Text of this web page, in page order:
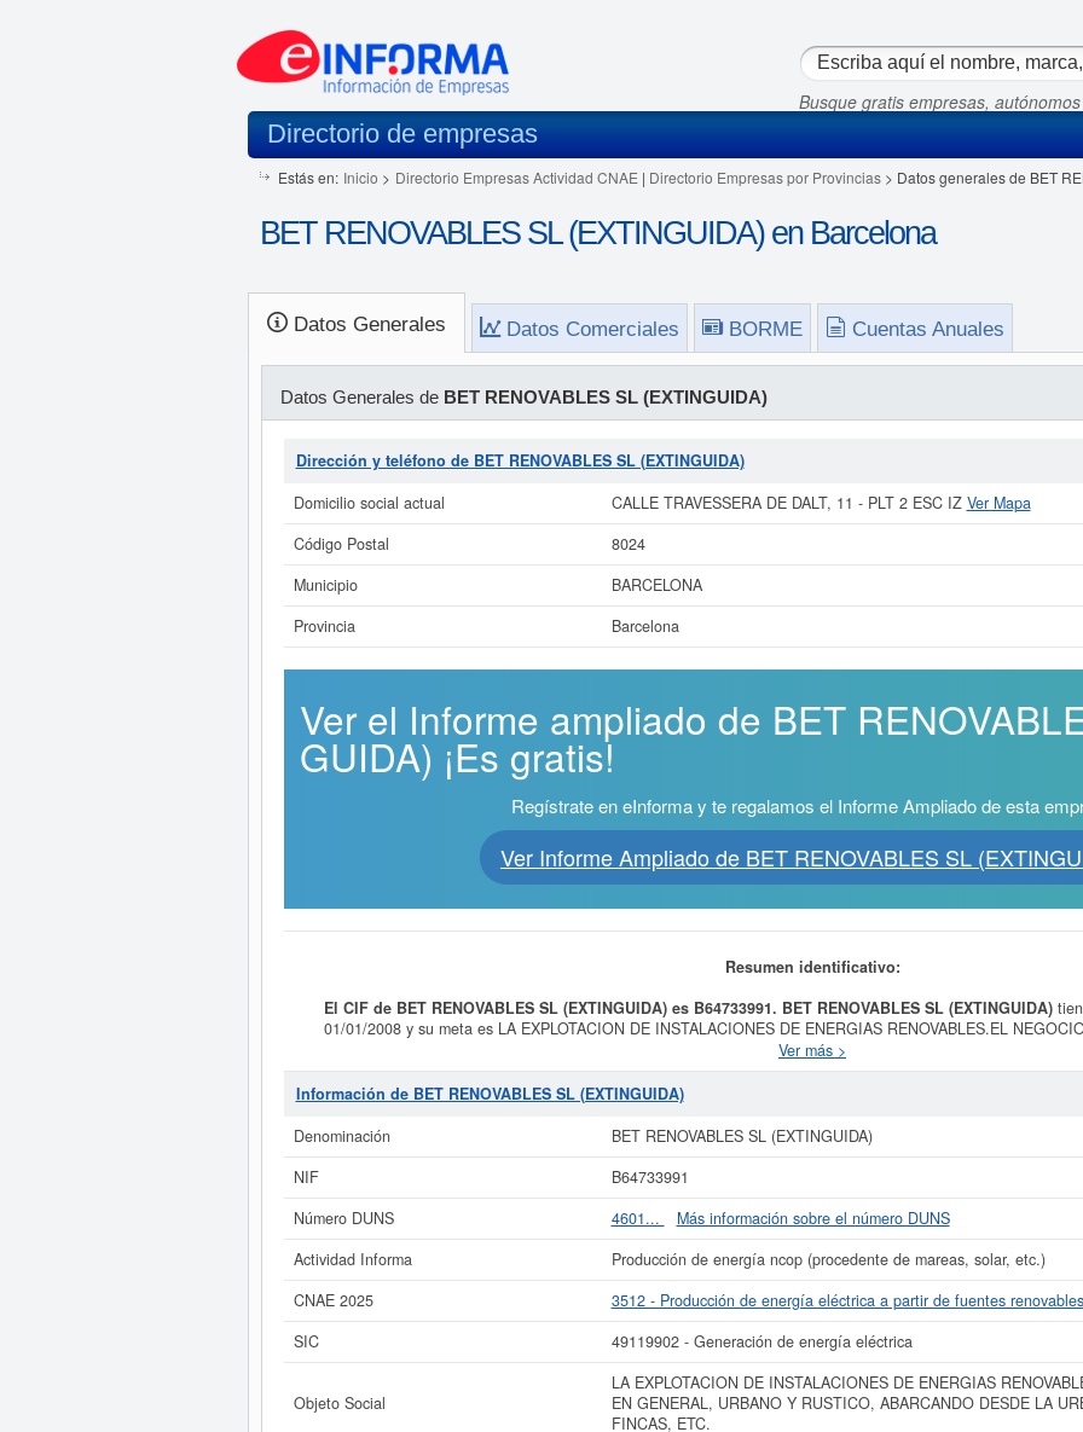
Busque gratis empresas,
Directorio de empresas
Estás en: Inicio > Directorio Empresas Actividad CNAE | Directorio Empresas por Provincias> Datos generales de BET
BET RENOVABLES SL (EXTINGUIDA) en Barcelona
Datos Generales Datos Comerciales BORME Cuentas Anuales
Datos Generales de BET RENOVABLES SL (EXTINGUIDA)
Dirección y teléfono de BET RENOVABLES SL (EXTINGUIDA)
Domicilio social actual
CALLE TRAVESSERA DE DALT, 11 - PLT 2 ESC IZ Ver Mapa
Código Postal
8024
Municipio
BARCELONA
Provincia
Barcelona
Ver el Informe ampliado de BET
GUIDA) ¡Es gratis!
Regístrate en eInforma y te regalamos el Informe Ampliado de esta
Ver Informe Ampliado de BET RENOVABLES SL
Resumen identificativo:
El CIF de BET RENOVABLES SL (EXTINGUIDA) es B64733991. BET RENOVABLES SL (EXTINGUIDA)
01/01/2008 y su meta es LA EXPLOTACION DE INSTALACIONES DE ENERGIAS RENOVABLES.EL
URBANO Y RUSTICO, ABARCANDO DESDE LA URBANIZACION Y PARCELACION DE FINCAS, ETC.. Se
3512 - Producción de energía eléctrica a partir de fuentes renovables.BET RENOVABLES SL (EXTINGUIDA)
correspondiente a la actividad de Generación de energía eléctrica. La última consulta de la ficha ha sido el 10/10/
34 veces. Para documentarse que tipo de subvenciones puede solicitar esta empresa y otras parecidas puede
esta empresa está situada es aproximadamente mayor de 60.000 €. En el Registro Mercantil de Barcelona
14 actos publicado en el BORME.
Si está interesado en conocer más datos de la empresa BET RENOVABLES SL (EXTINGUIDA) puede
de BET RENOVABLES SL (EXTINGUIDA) y consultar los resultados de sus años de actividad, así como los
disponibles.
La última actualización del informe de empresa se ha realizado el 01/04/2024.
Ver más >
Información de BET RENOVABLES SL (EXTINGUIDA)
Denominación
BET RENOVABLES SL (EXTINGUIDA)
NIF
B64733991
Número DUNS
4601...
Más información sobre el número DUNS
Actividad Informa
Producción de energía ncop (procedente de mareas, solar, etc.)
CNAE 2025
3512 - Producción de energía eléctrica a partir de fuentes renovables
SIC
49119902 - Generación de energía eléctrica
Objeto Social
LA EXPLOTACION DE INSTALACIONES DE ENERGIAS
EN GENERAL, URBANO Y RUSTICO, ABARCANDO DESDE LA
FINCAS, ETC.